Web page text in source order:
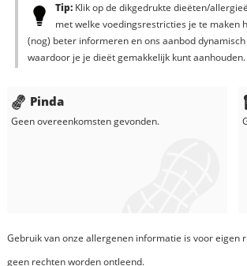
Tip:Klik op de dikgedrukte dieëten/
met welke voedingsrestricties je te maken
(nog) beter informeren en ons aanbod
waardoor je je dieët gemakkelijk kunt aanhouden.
Pinda
Geen overeenkomsten gevonden.
Gebruik van onze allergenen informatie is voor eigen
geen rechten worden ontleend.